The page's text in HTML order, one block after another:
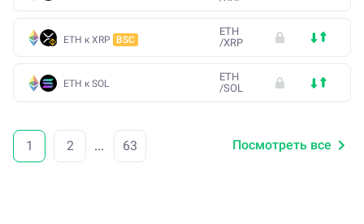
ETH к XRP BSC
ETH
/XRP
ETH к SOL
ETH
/SOL
1 2 ... 63 Посмотреть все